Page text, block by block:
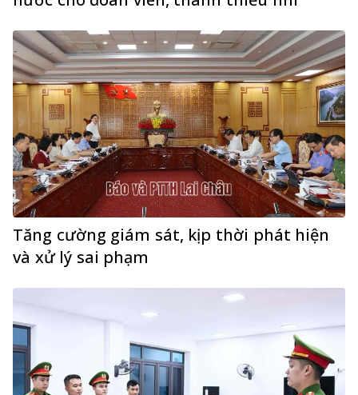
Tăng cường giám sát, kịp thời phát hiện
và xử lý sai phạm